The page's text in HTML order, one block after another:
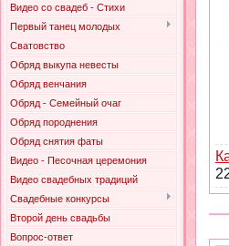
Видео со свадеб - Стихи
Первый танец молодых
Сватовство
Обряд выкупа невесты
Обряд венчания
Обряд - Семейный очаг
Обряд породнения
Обряд снятия фаты
Видео - Песочная церемония
Видео свадебных традиций
Свадебные конкурсы
Второй день свадьбы
Вопрос-ответ